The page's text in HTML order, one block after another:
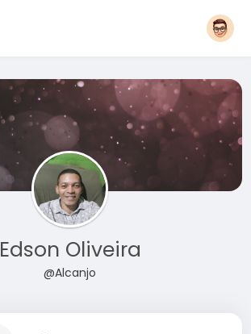
Edson Oliveira
@Alcanjo